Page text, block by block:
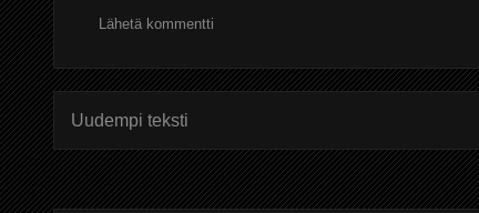
Lähetä kommentti
Uudempi teksti